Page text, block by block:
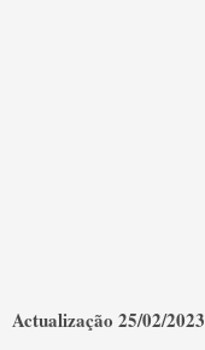
Actualização 25/02/2023